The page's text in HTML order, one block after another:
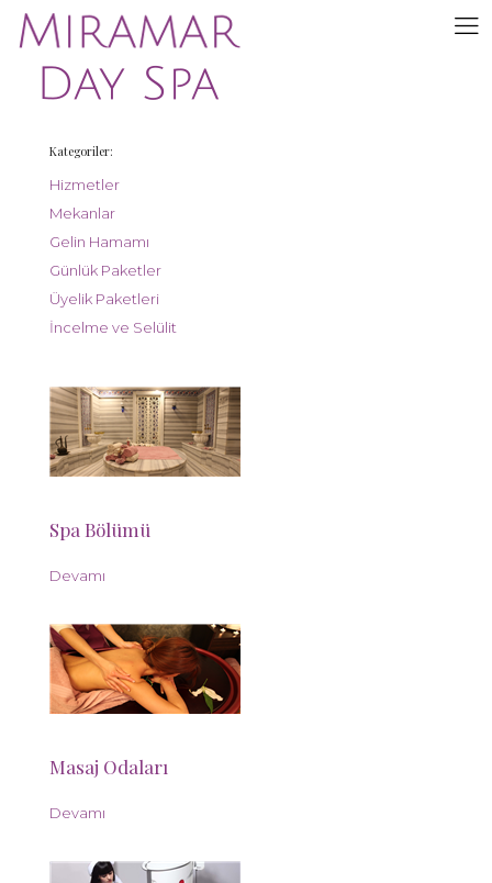
Ürünler Mekanlar
Anasayfa Ürünler
Kategoriler:
Hizmetler
Mekanlar
Gelin Hamamı
Günlük Paketler
Üyelik Paketleri
İncelme ve Selülit
Spa Bölümü
Devamı
Masaj Odaları
Devamı